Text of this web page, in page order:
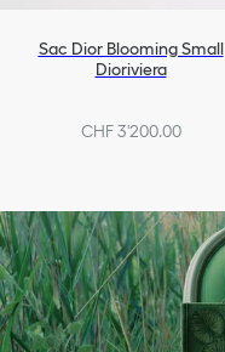
Sac Dior Blooming Small
Dioriviera
CHF 3'200.00